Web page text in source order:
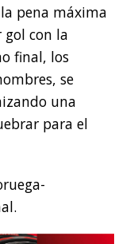
pena máxima
gol con la
final, los
se
una
para el